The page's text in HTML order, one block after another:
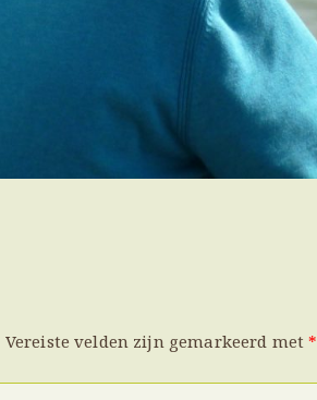
Vereiste velden zijn gemarkeerd met*